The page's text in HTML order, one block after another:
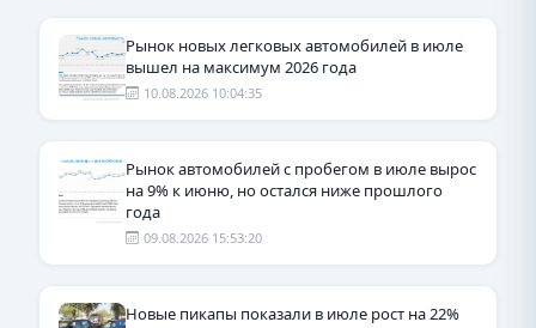
Рынок новых легковых автомобилей в июле
вышел на максимум 2026 года
10.08.2026 10:04:35
Рынок автомобилей с пробегом в июле вырос
на 9% к июню, но остался ниже прошлого
года
09.08.2026 15:53:20
Новые пикапы показали в июле рост на 22%